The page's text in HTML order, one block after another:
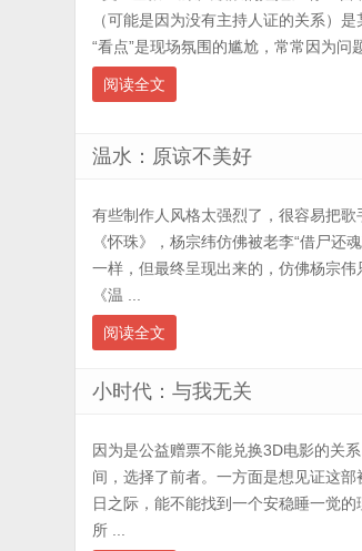
（可能是因为没有主持人证的关系）
“看点”是现场氛围的尴尬，常常因为问
阅读全文
温水：原谅不美好
有些制作人风格太强烈了，很容易把
《怀珠》，杨宗纬仿佛被老李“借尸还
一样，但最终呈现出来的，仿佛杨宗
《温 ...
阅读全文
小时代：与我无关
因为是公益赠票不能兑换3D电影的关
间，选择了前者。一方面是想见证这
日之际，能不能找到一个安稳睡一觉
所 ...